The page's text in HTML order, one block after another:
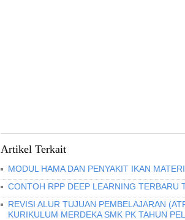
Artikel Terkait
MODUL HAMA DAN PENYAKIT IKAN
CONTOH RPP DEEP LEARNING TERBARU
REVISI ALUR TUJUAN PEMBELAJARAN
KURIKULUM MERDEKA SMK PK TAHUN